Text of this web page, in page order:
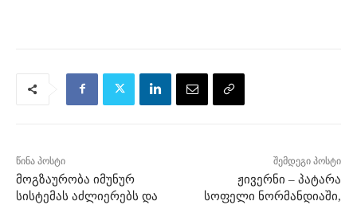
წინა პოსტი
მოგზაურობა იმუნურ
სისტემას აძლიერებს და
შემდეგი პოსტი
ჟივერნი – პატარა
სოფელი ნორმანდიაში,